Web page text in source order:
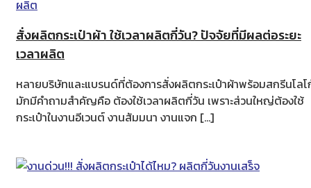
สั่งผลิตกระเป๋าผ้า ใช้เวลาผลิตกี่วัน? ปัจจัยที่มีผลต่อระยะ
เวลาผลิต
หลายบริษัทและแบรนด์ที่ต้องการสั่งผลิตกระเป๋าผ้าพร้อมสกรีนโล
มักมีคำถามสำคัญคือ ต้องใช้เวลาผลิตกี่วัน เพราะส่วนใหญ่ต้องใช้
กระเป๋าในงานอีเวนต์ งานสัมมนา งานแจก […]